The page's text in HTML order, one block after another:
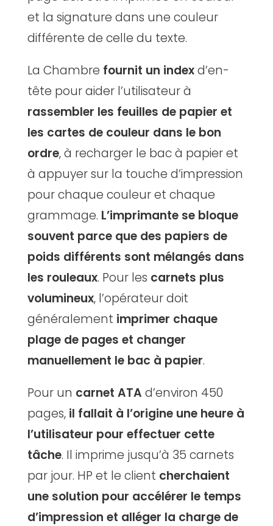
et la signature dans une couleur
différente de celle du texte.
La Chambre fournit un indexd’en-
tête pour aider l’utilisateur à
rassembler les feuilles de papier et
les cartes de couleur dans le bon
ordre, à recharger le bac à papier et
à appuyer sur la touche d’impression
pour chaque couleur et chaque
grammage. L’imprimante se bloque
souvent parce que des papiers de
poids différents sont mélangés dans
les rouleaux. Pour les carnets plus
volumineux, l’opérateur doit
généralement imprimer chaque
plage de pages et changer
manuellement le bac à papier.
Pour un carnet ATA d’environ 450
pages, il fallait à l’origine une heure à
l’utilisateur pour effectuer cette
tâche. Il imprime jusqu’à 35 carnets
par jour. HP et le client cherchaient
une solution pour accélérer le temps
d’impression et alléger la charge de